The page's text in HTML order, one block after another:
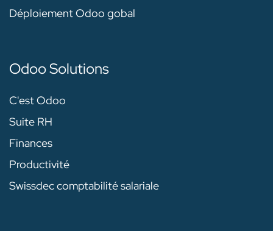
Déploiement Odoo gobal
Odoo Solutions
C'est Odoo
Suite RH
Finances
Productivité
Swissdec comptabilité salariale